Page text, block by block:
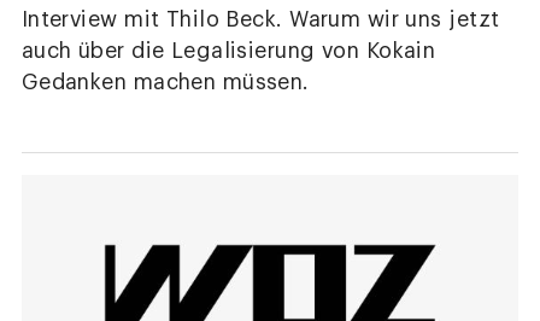
Interview mit Thilo Beck. Warum wir uns jetzt
auch über die Legalisierung von Kokain
Gedanken machen müssen.